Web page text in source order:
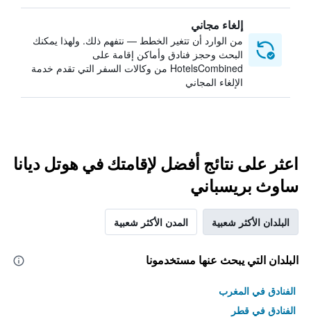
إلغاء مجاني
من الوارد أن تتغير الخطط — نتفهم ذلك. ولهذا يمكنك
البحث وحجز فنادق وأماكن إقامة على
HotelsCombined من وكالات السفر التي تقدم خدمة
الإلغاء المجاني
اعثر على نتائج أفضل لإقامتك في هوتل ديانا
ساوث بريسباني
البلدان الأكثر شعبية المدن الأكثر شعبية
البلدان التي يبحث عنها مستخدمونا
الفنادق في المغرب
الفنادق في قطر